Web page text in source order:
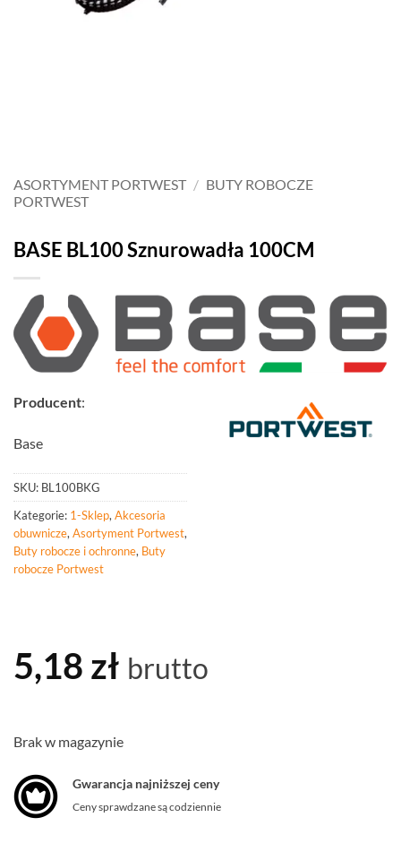
ASORTYMENT PORTWEST / BUTY ROBOCZE
PORTWEST
BASE BL100 Sznurowadła 100CM
Producent:
Base
SKU: BL100BKG
Kategorie: 1-Sklep, Akcesoria
obuwnicze, Asortyment Portwest,
Buty robocze i ochronne, Buty
robocze Portwest
5,18 zł brutto
Brak w magazynie
Gwarancja najniższej ceny
Ceny sprawdzane są codziennie